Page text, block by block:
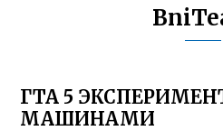
ГТА 5
МАШИНАМИ